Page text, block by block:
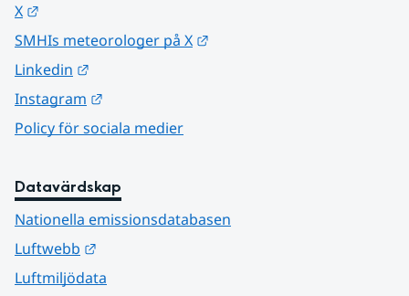
X
SMHIs meteorologer på X
Linkedin
Instagram
Policy för sociala medier
Datavärdskap
Nationella emissionsdatabasen
Luftwebb
Luftmiljödata